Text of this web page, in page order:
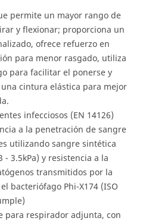
permite un mayor rango de
y flexionar; proporciona un
ofrece refuerzo en
para menor rasgado, utiliza
para facilitar el ponerse y
cintura elástica para mejor
infecciosos (EN 14126)
a la penetración de sangre
utilizando sangre sintética
- 3.5kPa) y resistencia a la
transmitidos por la
bacteriófago Phi-X174 (ISO
para respirador adjunta, con